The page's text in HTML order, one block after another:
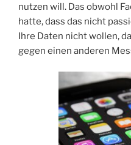
nutzen will. Das obwohl
hatte, dass das nicht
Ihre Daten nicht wollen,
gegen einen anderen